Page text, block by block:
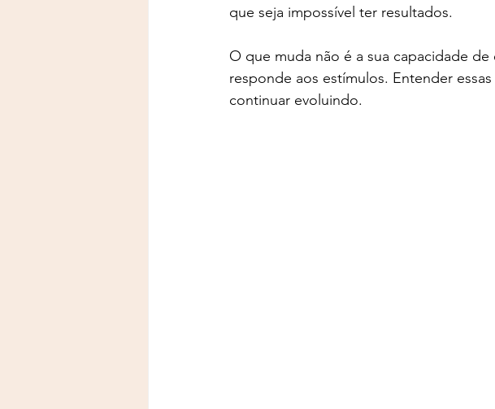
que seja impossível ter resultados.
O que muda não é a sua capacidade
responde aos estímulos. Entender
continuar evoluindo.